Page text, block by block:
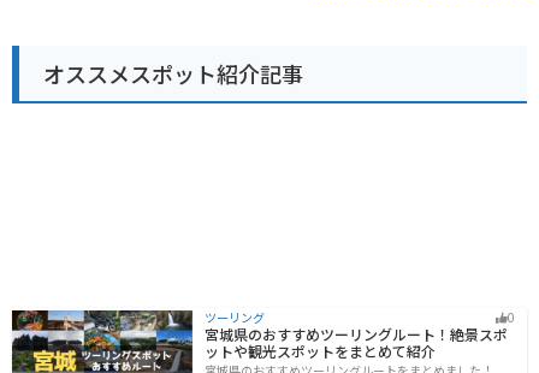
るスポットも点在しています。道の駅 わじきを拠点に、
徳島県の自然を満喫するのも良いでしょう。
オススメスポット紹介記事
ツーリング 0
宮城県のおすすめツーリングルート！絶景スポ
ットや観光スポットをまとめて紹介